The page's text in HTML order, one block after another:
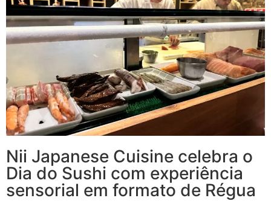
Nii Japanese Cuisine celebra o
Dia do Sushi com experiência
sensorial em formato de Régua